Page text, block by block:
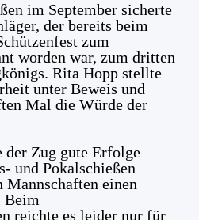
im September sicherte
der bereits beim
zum
worden war, zum dritten
Rita Hopp stellte
unter Beweis und
Mal die Würde der
der Zug gute Erfolge
und Pokalschießen
einen
Beim
reichte es leider nur für